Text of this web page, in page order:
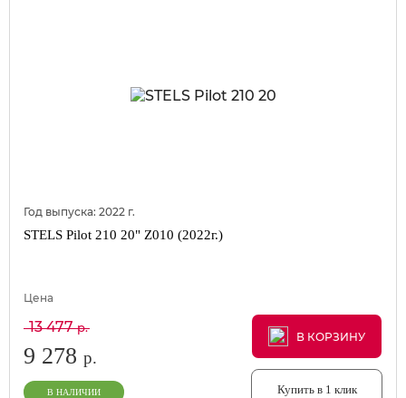
Год выпуска: 2022 г.
STELS Pilot 210 20" Z010 (2022г.)
Цена
13 477р.
9 278 р.
В НАЛИЧИИ
В КОРЗИНУ
В КОРЗИНУ
В КОРЗИНУ
Купить в 1 клик